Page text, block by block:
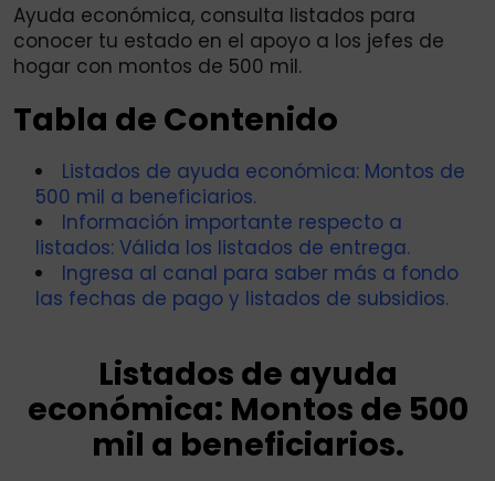
Ayuda económica, consulta listados para
conocer tu estado en el apoyo a los jefes de
hogar con montos de 500 mil.
Tabla de Contenido
Listados de ayuda económica: Montos de
500 mil a beneficiarios.
Información importante respecto a
listados: Válida los listados de entrega.
Ingresa al canal para saber más a fondo
las fechas de pago y listados de subsidios.
Listados de ayuda
económica: Montos de 500
mil a beneficiarios.